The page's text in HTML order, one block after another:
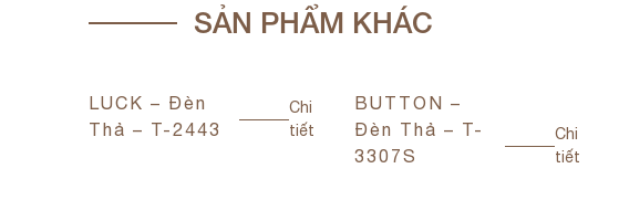
SẢN PHẨM KHÁC
LUCK – Đèn
Thả – T-2443
Chi
tiết
BUTTON –
Đèn Thả – T-
3307S
Chi
tiết